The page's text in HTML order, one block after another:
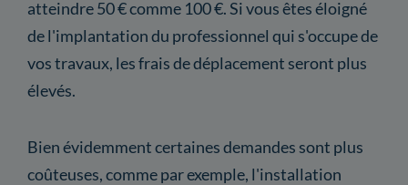
atteindre 50 € comme 100 €. Si vous êtes éloigné
de l'implantation du professionnel qui s'occupe de
vos travaux, les frais de déplacement seront plus
élevés.
Bien évidemment certaines demandes sont plus
coûteuses, comme par exemple, l'installation